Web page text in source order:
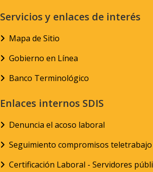
Servicios y enlaces de interés
Mapa de Sitio
Gobierno en Línea
Banco Terminológico
Enlaces internos SDIS
Denuncia el acoso laboral
Seguimiento compromisos teletrabajo
Certificación Laboral - Servidores